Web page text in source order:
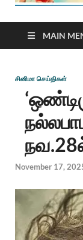
MAIN
சினிமா செய்திகள்
November 17,